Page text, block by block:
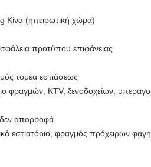
(ηπειρωτική χώρα)
προτύπου επιφάνειας
τομέα εστιάσεως
φραγμών, KTV, ξενοδοχείων,
απορροφά
εστιατόριο, φραγμός πρόχειρων